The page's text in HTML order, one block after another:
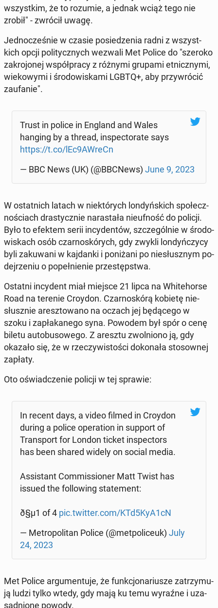
wszyst­kim, że to rozumie, a jednak wciąż tego nie
zrobił" - zwrócił uwagę.
Jed­no­cze­śnie w czasie po­sie­dze­nia radni z wszyst­
kich opcji po­li­tycz­nych wezwali Met Police do "szeroko
za­kro­jo­nej współ­pra­cy z różnymi grupami et­nicz­ny­mi,
wie­ko­wy­mi i śro­do­wi­ska­mi LGBTQ+, aby przy­wró­cić
za­ufa­nie".
Trust in police in England and Wales
hanging by a thread, in­spec­to­ra­te says
https://t.co/lEc9AWreCn
— BBC News (UK) (@BBCNews) June 9, 2023
W ostat­nich latach w nie­któ­rych lon­dyń­skich spo­łecz­
no­ściach dra­stycz­nie na­ra­sta­ła nie­uf­ność do policji.
Było to efektem serii in­cy­den­tów, szcze­gól­nie w śro­do­
wi­skach osób czar­no­skó­rych, gdy zwykli lon­dyń­czy­cy
byli za­ku­wa­ni w kaj­dan­ki i po­ni­ża­ni po nie­słusz­nym po­
dej­rze­niu o po­peł­nie­nie prze­stęp­stwa.
Ostatni in­cy­dent miał miejsce 21 lipca na Whi­te­hor­se
Road na terenie Croydon. Czar­no­skó­rą kobietę nie­
słusz­nie aresz­to­wa­no na oczach jej bę­dą­ce­go w
szoku i za­pła­ka­ne­go syna. Powodem był spór o cenę
biletu au­to­bu­so­we­go. Z aresztu zwol­nio­no ją, gdy
okazało się, że w rze­czy­wi­sto­ści do­ko­na­ła sto­sow­nej
zapłaty.
Oto oświad­cze­nie policji w tej sprawie:
In recent days, a video filmed in Croydon
during a police ope­ra­tion in support of
Trans­port for London ticket in­spec­tors
has been shared widely on social media.
As­si­stant Com­mis­sio­ner Matt Twist has
issued the fol­lo­wing sta­te­ment:
ð§µ1 of 4 pic.twitter.com/KTd5KyA1cN
— Me­tro­po­li­tan Police (@met­po­li­ceuk) July
24, 2023
Met Police ar­gu­men­tu­je, że funk­cjo­na­riu­sze za­trzy­mu­
ją ludzi tylko wtedy, gdy mają ku temu wyraźne i uza­
sad­nio­ne powody.